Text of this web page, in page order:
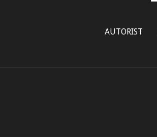
AUTORIST